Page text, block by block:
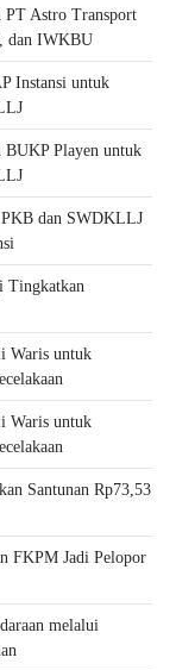
PT Astro Transport
dan IWKBU
Instansi untuk
BUKP Playen untuk
PKB dan SWDKLLJ
Tingkatkan
Waris untuk
Waris untuk
Santunan Rp73,53
FKPM Jadi Pelopor
melalui